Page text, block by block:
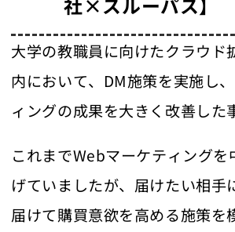
大学の教職員に向けたクラウド
内において、DM施策を実施し
ィングの成果を大きく改善した
これまでWebマーケティングを
げていましたが、届けたい相手
届けて購買意欲を高める施策を